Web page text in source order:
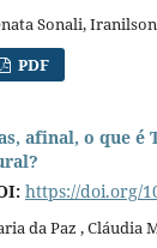
Sonali,
PDF
afinal, o que é
https://doi.org/
da Paz , Cláudia